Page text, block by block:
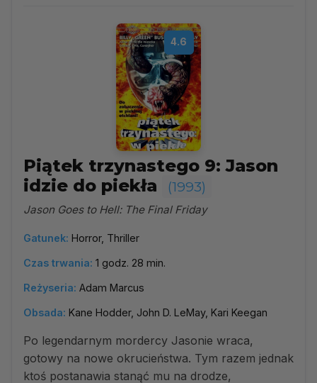
4.6
Piątek trzynastego 9: Jason
idzie do piekła
(1993)
Jason Goes to Hell: The Final Friday
Gatunek: Horror, Thriller
Czas trwania: 1 godz. 28 min.
Reżyseria: Adam Marcus
Obsada: Kane Hodder, John D. LeMay, Kari Keegan
Po legendarnym mordercy Jasonie wraca,
gotowy na nowe okrucieństwa. Tym razem jednak
ktoś postanawia stanąć mu na drodze,